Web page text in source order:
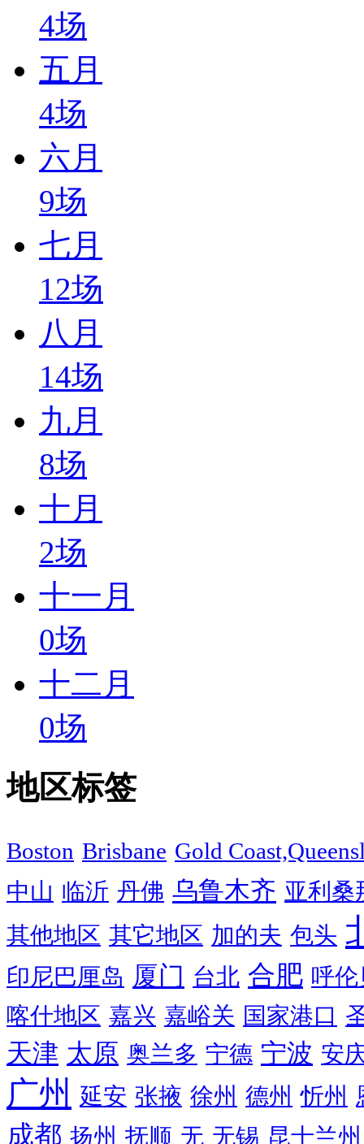
4场
五月
4场
六月
9场
七月
12场
八月
14场
九月
8场
十月
2场
十一月
0场
十二月
0场
地区标签
Boston Brisbane Gold
中山 临沂 丹佛 乌鲁木齐 亚利桑
其他地区 其它地区 加的夫 包头
印尼巴厘岛 厦门 台北 合肥 呼
喀什地区 嘉兴 嘉峪关 国家港口
天津 太原 奥兰多 宁德 宁波 安
广州 延安 张掖 徐州 德州 忻州
成都 扬州 抚顺 无 无锡 昆士兰州